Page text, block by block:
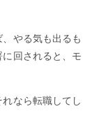
やる気も出るも
回されると、モ
なら転職してし